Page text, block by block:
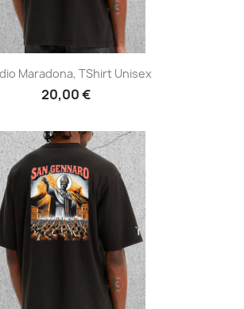
Maradona, TShirt Unisex
20,00 €